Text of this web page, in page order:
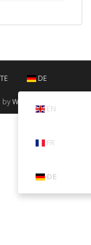
DE
EN
FR
DE
byWordPress